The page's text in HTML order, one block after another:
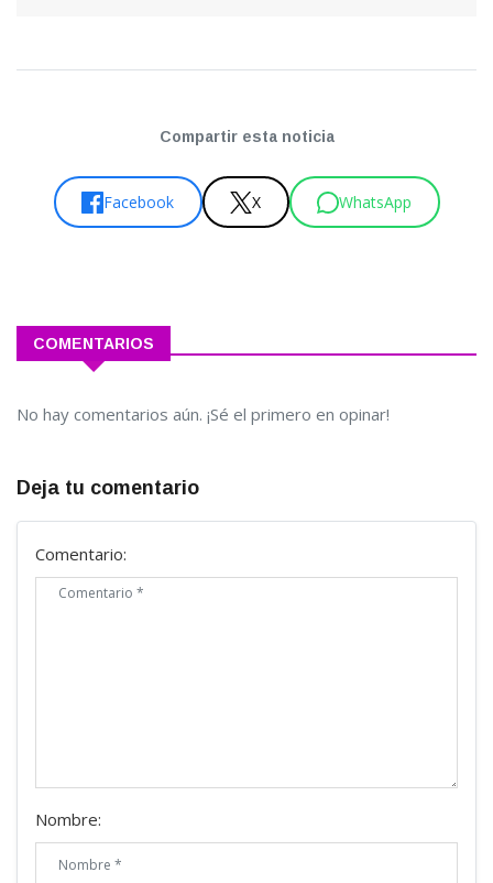
Compartir esta noticia
Facebook X WhatsApp
COMENTARIOS
No hay comentarios aún. ¡Sé el primero en opinar!
Deja tu comentario
Comentario:
Nombre: